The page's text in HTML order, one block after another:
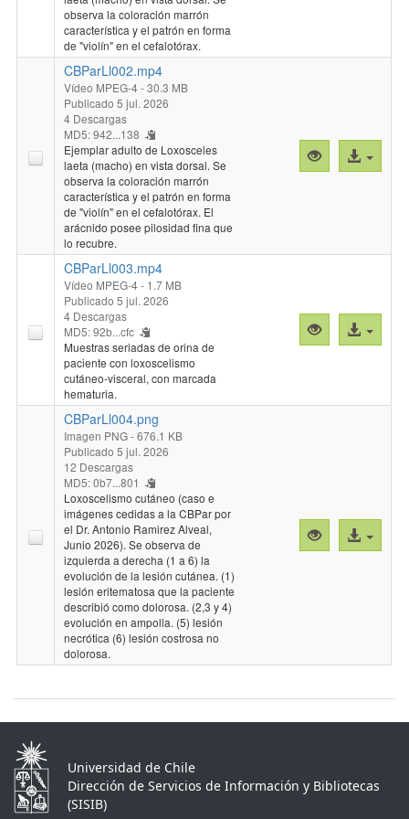
observa la coloración marrón
característica y el patrón en forma
de "violín" en el cefalotórax.
CBParLl002.mp4
Vídeo MPEG-4 - 30.3 MB
Publicado 5 jul. 2026
4 Descargas
MD5: 942...138
Ejemplar adulto de Loxosceles
laeta (macho) en vista dorsal. Se
observa la coloración marrón
característica y el patrón en forma
de "violín" en el cefalotórax. El
arácnido posee pilosidad fina que
lo recubre.
Vista
previa
Acceso
al
CBParLl003.mp4
Vídeo MPEG-4 - 1.7 MB
Publicado 5 jul. 2026
4 Descargas
MD5: 92b...cfc
Muestras seriadas de orina de
paciente con loxoscelismo
cutáneo-visceral, con marcada
hematuria.
Vista
previa
Acceso
al
CBParLl004.png
Imagen PNG- 676.1 KB
Publicado 5 jul. 2026
12 Descargas
MD5: 0b7...801
Loxoscelismo cutáneo (caso e
imágenes cedidas a la CBPar por
el Dr. Antonio Ramirez Alveal,
Junio 2026). Se observa de
izquierda a derecha (1 a 6) la
evolución de la lesión cutánea. (1)
lesión eritematosa que la paciente
describió como dolorosa. (2,3 y 4)
evolución en ampolla. (5) lesión
necrótica (6) lesión costrosa no
dolorosa.
Vista
previa
Acceso
al
Universidad de Chile
Dirección de Servicios de Información y Bibliotecas
(SISIB)